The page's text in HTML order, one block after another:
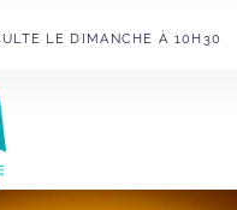
LE DIMANCHE À 10H30